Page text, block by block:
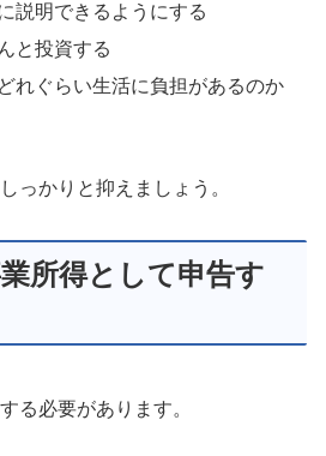
説明できるようにする
と投資する
れぐらい生活に負担があるのか
っかりと抑えましょう。
所得として申告す
る必要があります。